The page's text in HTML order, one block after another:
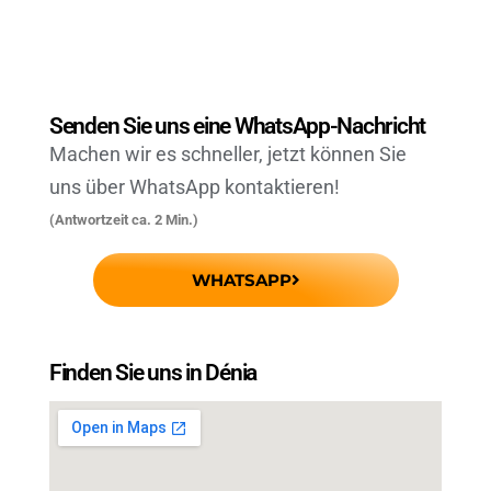
Senden Sie uns eine WhatsApp-Nachricht
Machen wir es schneller, jetzt können Sie
uns über WhatsApp kontaktieren!
(Antwortzeit ca. 2 Min.)
WHATSAPP
Finden Sie uns in Dénia